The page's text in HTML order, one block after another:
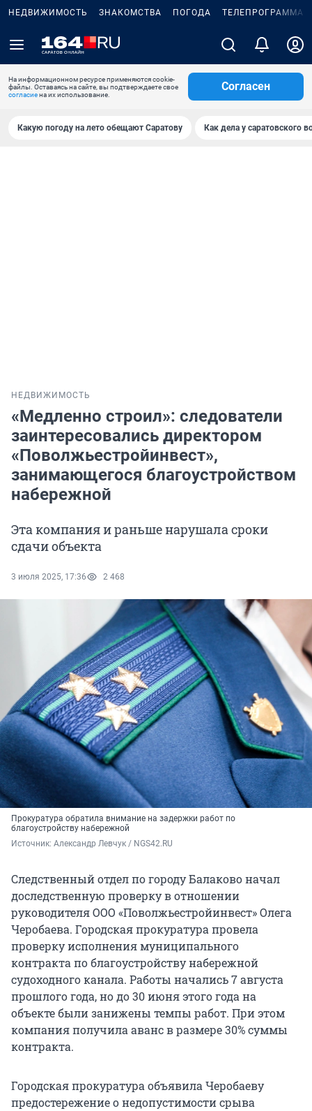
НЕДВИЖИМОСТЬ ЗНАКОМСТВА ПОГОДА ТЕЛЕПРОГРАММА
На информационном ресурсе применяются cookie-
файлы. Оставаясь на сайте, вы подтверждаете свое
согласиена их использование.
Согласен
Какую погоду на лето обещают Саратову Как дела у саратовского
НЕДВИЖИМОСТЬ
«Медленно строил»: следователи
заинтересовались директором
«Поволжьестройинвест»,
занимающегося благоустройством
набережной
Эта компания и раньше нарушала сроки
сдачи объекта
3 июля 2025, 17:36 2 468
Прокуратура обратила внимание на задержки работ по
благоустройству набережной
Источник: Александр Левчук / NGS42.RU
Следственный отдел по городу Балаково начал
доследственную проверку в отношении
руководителя ООО «Поволжьестройинвест» Олега
Черобаева. Городская прокуратура провела
проверку исполнения муниципального
контракта по благоустройству набережной
судоходного канала. Работы начались 7 августа
прошлого года, но до 30 июня этого года на
объекте были занижены темпы работ. При этом
компания получила аванс в размере 30% суммы
контракта.
Городская прокуратура объявила Черобаеву
предостережение о недопустимости срыва